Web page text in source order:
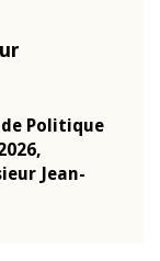
Politique
Jean-